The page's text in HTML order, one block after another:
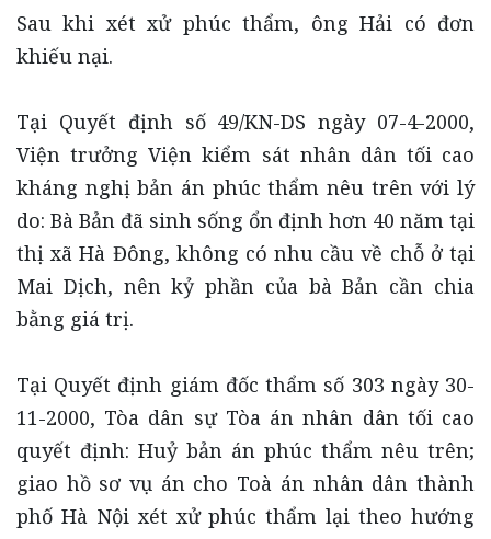
Sau khi xét xử phúc thẩm, ông Hải có đơn
khiếu nại.
Tại Quyết định số 49/KN-DS ngày 07-4-2000,
Viện trưởng Viện kiểm sát nhân dân tối cao
kháng nghị bản án phúc thẩm nêu trên với lý
do: Bà Bản đã sinh sống ổn định hơn 40 năm tại
thị xã Hà Đông, không có nhu cầu về chỗ ở tại
Mai Dịch, nên kỷ phần của bà Bản cần chia
bằng giá trị.
Tại Quyết định giám đốc thẩm số 303 ngày 30-
11-2000, Tòa dân sự Tòa án nhân dân tối cao
quyết định: Huỷ bản án phúc thẩm nêu trên;
giao hồ sơ vụ án cho Toà án nhân dân thành
phố Hà Nội xét xử phúc thẩm lại theo hướng